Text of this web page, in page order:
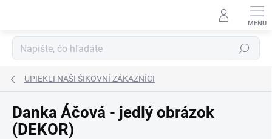
Hľadať
UPIEKLI NAŠI ŠIKOVNÍ ZÁKAZNÍCI
Danka Áčová - jedlý obrázok
(DEKOR)